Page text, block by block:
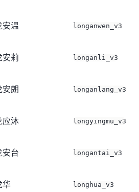
安温 longanwen_v3
安莉 longanli_v3
安朗 longanlang_v3
应沐 longyingmu_v3
安台 longantai_v3
华 longhua_v3